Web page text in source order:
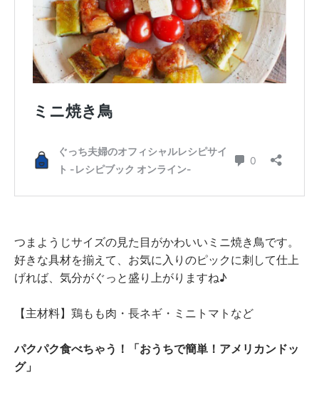
つまようじサイズの見た目がかわいいミニ焼き鳥です。
好きな具材を揃えて、お気に入りのピックに刺して仕上
げれば、気分がぐっと盛り上がりますね♪
【主材料】鶏もも肉・長ネギ・ミニトマトなど
パクパク食べちゃう！「おうちで簡単！アメリカンドッ
グ」